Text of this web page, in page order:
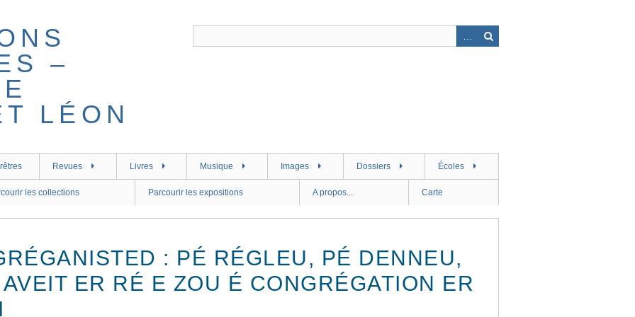
Revues Livres Musique Images Dossiers Écoles
les collections Parcourir les expositions A propos... Carte
: PÉ RÉGLEU, PÉ DENNEU,
ER RÉ E ZOU É CONGRÉGATION ER